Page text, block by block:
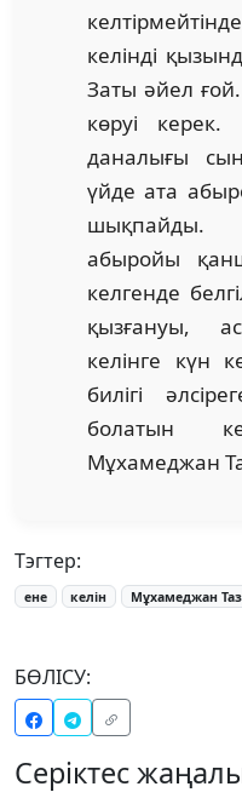
келінді
Заты әйел
көруі керек.
даналығы
үйде ата
шықпайды.
абыройы
келгенде
қызғануы,
келінге күн
билігі
болатын
Мұхамеджан
Тэгтер:
ене келін Мұхамеджан
БӨЛІСУ:
Серіктес